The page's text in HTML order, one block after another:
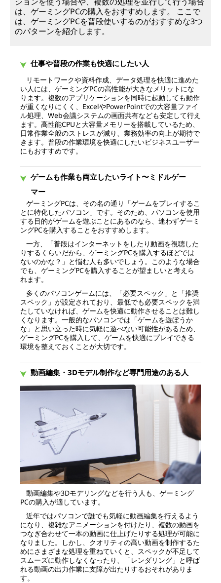
は、ゲーミングPCの購入をおすすめします。 ここで
は、ゲーミングPCを普段使いするのがおすすめな3つ
のパターンを紹介します。
仕事や普段の作業も快適にしたい人
リモートワークや資料作成、データ処理を快適に進めた
い人には、ゲーミングPCの高性能が大きなメリットにな
ります。複数のアプリケーションを同時に起動しても動作
が重くなりにくく、ExcelやPowerPointでの大容量ファイ
ル処理、Web会議システムの画面共有なども安定して行え
ます。高性能CPUと大容量メモリーを搭載しているため、
日常作業全般のストレスが減り、業務効率の向上が期待で
きます。普段の作業環境を快適にしたいビジネスユーザー
にもおすすめです。
ゲームも作業も両立したいライト〜ミドルゲー
マー
ゲーミングPCは、その名の通り「ゲームをプレイするこ
とに特化したパソコン」です。そのため、パソコンを使用
する目的がゲームを遊ぶことにあるのなら、迷わずゲーミ
ングPCを購入することをおすすめします。
一方、「普段はインターネットをしたり動画を視聴した
りするくらいだから、ゲーミングPCを購入するほどでは
ないのかな？」と悩む人も多いでしょう。このような場合
でも、ゲーミングPCを購入することが望ましいと考えら
れます。
多くのパソコンゲームには、「必要スペック」と「推奨
スペック」が設定されており、最低でも必要スペックを満
たしていなければ、ゲームを快適に動作させることは難し
くなります。一般的なパソコンでは「ゲームを遊ぼうか
な」と思い立った時に気軽に遊べない可能性があるため、
ゲーミングPCを購入して、ゲームを快適にプレイできる
環境を整えておくことが大切です。
動画編集・3Dモデル制作など専門用途のある人
動画編集や3Dモデリングなどを行う人も、ゲーミング
PCの購入が適しています。
近年ではパソコンで誰でも気軽に動画編集を行えるよう
になり、複雑なアニメーションを付けたり、複数の動画を
つなぎ合わせて一本の動画に仕上げたりする処理が可能に
なりました。しかし、クオリティの高い動画を制作するた
めにさまざまな処理を重ねていくと、スペックが不足して
スムーズに動作しなくなったり、「レンダリング」と呼ば
れる動画の出力作業に支障が出たりするおそれがありま
す。